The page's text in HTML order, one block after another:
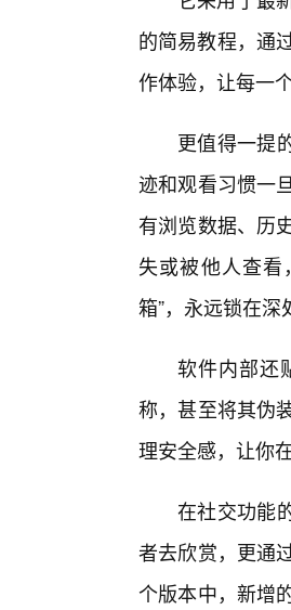
的简易教程，通
作体验，让每一
更值得一提
迹和观看习惯一
有浏览数据、历
失或被他人查
箱”，永远锁在深
软件内部还
称，甚至将其伪
理安全感，让你
在社交功能
者去欣赏，更通
个版本中，新增